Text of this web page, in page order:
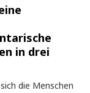
in drei
die Menschen